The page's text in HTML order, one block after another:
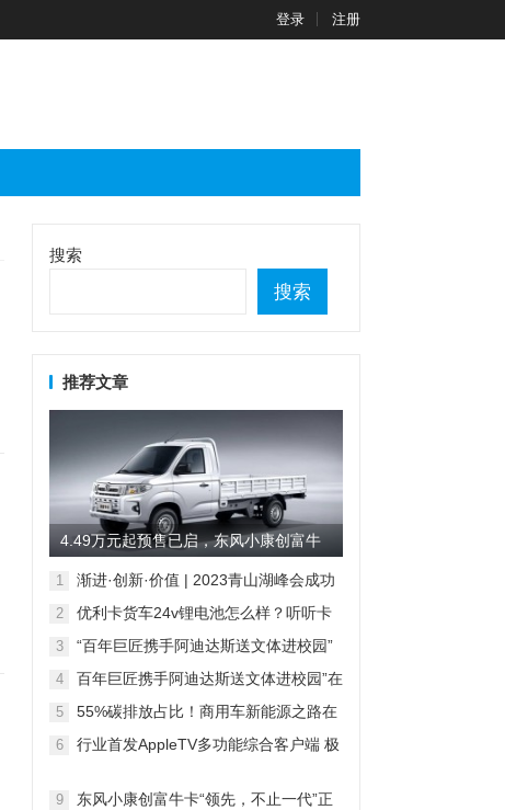
登录 注册
搜索
搜索
推荐文章
4.49万元起预售已启，东风小康创富牛
卡有哪些“领先价值”？
1
渐进·创新·价值 | 2023青山湖峰会成功
2
优利卡货车24v锂电池怎么样？听听卡
3
“百年巨匠携手阿迪达斯送文体进校园”
4
百年巨匠携手阿迪达斯送文体进校园”在
5
55%碳排放占比！商用车新能源之路在
6
行业首发AppleTV多功能综合客户端 极
9
东风小康创富牛卡“领先，不止一代”正